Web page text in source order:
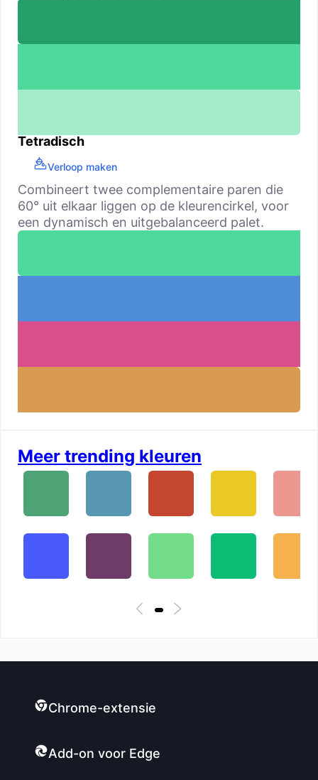
Tetradisch
Verloop maken
Combineert twee complementaire paren die
60° uit elkaar liggen op de kleurencirkel, voor
een dynamisch en uitgebalanceerd palet.
Meer trending kleuren
Chrome-extensie
Add-on voor Edge